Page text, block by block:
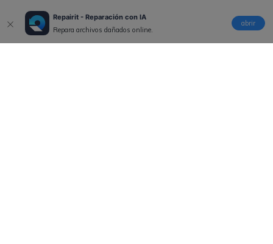
Repairit - Reparación con IA
Repara archivos dañados online.
abrir